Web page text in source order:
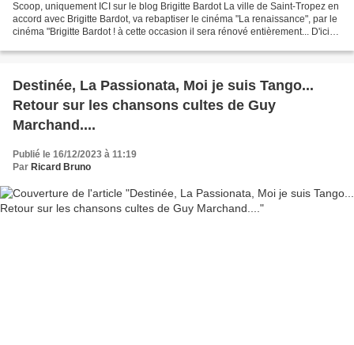
Scoop, uniquement ICI sur le blog Brigitte Bardot La ville de Saint-Tropez en
accord avec Brigitte Bardot, va rebaptiser le cinéma "La renaissance", par le
cinéma "Brigitte Bardot ! à cette occasion il sera rénové entièrement... D'ici
Destinée, La Passionata, Moi je suis Tango...
Retour sur les chansons cultes de Guy
Marchand....
Publié le 16/12/2023 à 11:19
Par Ricard Bruno